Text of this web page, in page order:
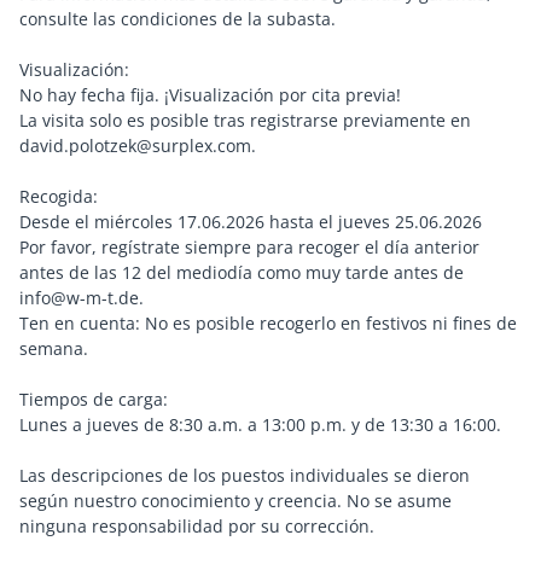
consulte las condiciones de la subasta.
Visualización:
No hay fecha fija. ¡Visualización por cita previa!
La visita solo es posible tras registrarse previamente en
david.polotzek@surplex.com.
Recogida:
Desde el miércoles 17.06.2026 hasta el jueves 25.06.2026
Por favor, regístrate siempre para recoger el día anterior
antes de las 12 del mediodía como muy tarde antes de
info@w-m-t.de.
Ten en cuenta: No es posible recogerlo en festivos ni fines de
semana.
Tiempos de carga:
Lunes a jueves de 8:30 a.m. a 13:00 p.m. y de 13:30 a 16:00.
Las descripciones de los puestos individuales se dieron
según nuestro conocimiento y creencia. No se asume
ninguna responsabilidad por su corrección.